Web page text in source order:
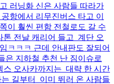
러닝화 신은 사람들 따라가
항에서 리무진버스 타고 이
이 훨씬 편함 전철로도 갈 수
톤 전날 캐리어 들고 계단 오
ㅋㅋㅋ 근데 안내판도 잘되어
은 지하철 추천 난 짐이슈로
스 오사카까지는 대략 한 시간
길부터 이미 뛰러 온 사람들